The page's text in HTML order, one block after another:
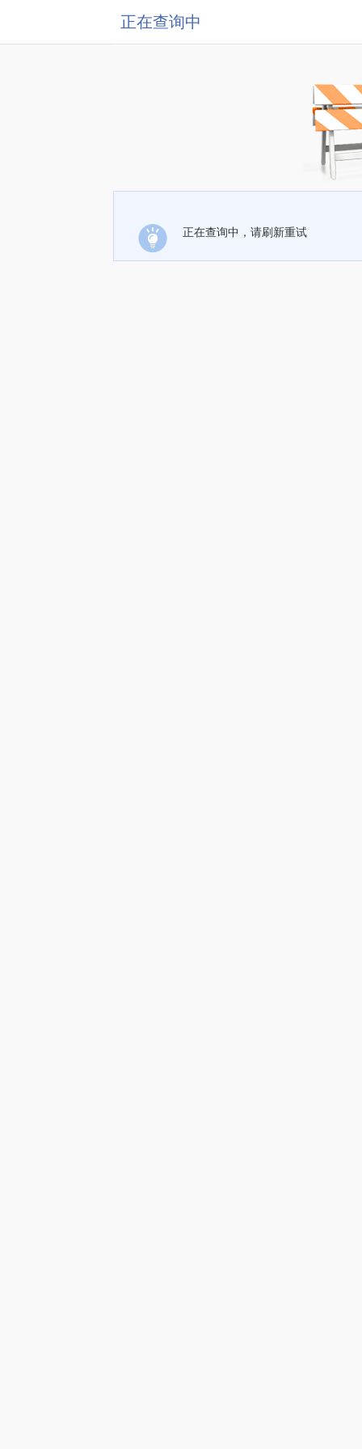
正在查询中
正在查询中，请刷新重试